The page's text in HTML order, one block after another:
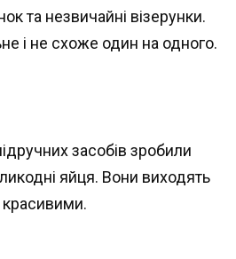
та незвичайні візерунки.
і не схоже один на одного.
засобів зробили
яйця. Вони виходять